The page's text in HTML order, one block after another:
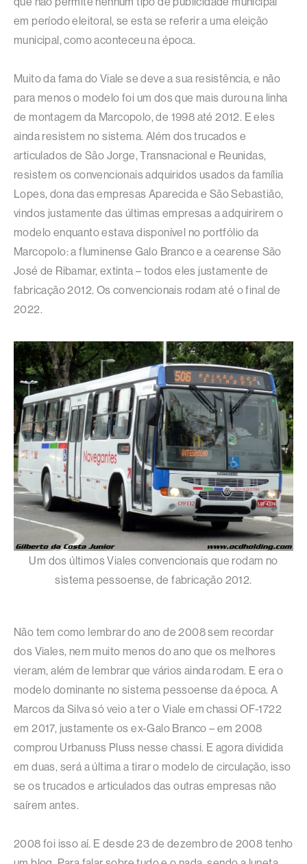
em período eleitoral, se esta se referir a uma eleição
municipal, como aconteceu na época.
Muito da fama do Viale se deve a sua resistência, e não
para menos o modelo foi um dos que mais durou na linha
de montagem da Marcopolo, de 1998 até 2012. E eles
ainda resistem no sistema. Além dos trucados e
articulados de São Jorge, Transnacional e Reunidas,
resistem os convencionais adquiridos usados da família
Lopes, dona das empresas Aparecida e São Sebastião,
vindos justamente das últimas empresas a adquirirem o
modelo enquanto estava disponível no portfólio da
Marcopolo: a fluminense Galo Branco e a cearense São
José de Ribamar, extinta – todos eles justamente de
fabricação 2012. Os convencionais rodam até o final de
2022.
Um dos últimos Viales convencionais que rodam no
sistema pessoense, de fabricação 2012.
Não tem como lembrar do ano de 2008 sem recordar
dos Viales, nem muito menos do ano que os melhores
vieram, além de lembrar que vários ainda rodam. E era o
modelo dominante no sistema pessoense da época. A
Marcos da Silva só veio a ter o Viale em chassi OF-1722
em 2017, justamente os ex-Galo Branco – em 2008
comprou Urbanuss Pluss nesse chassi. E agora dividida
em duas, será a última a tirar o modelo de circulação, isso
se os trucados e articulados das outras empresas não
saírem antes.
2008 foi isso aí. E desde 23 de dezembro de 2008 tenho